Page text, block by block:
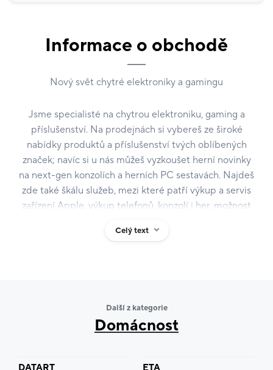
Informace o obchodě
Nový svět chytré elektroniky a gamingu
Jsme specialisté na chytrou elektroniku, gaming a
příslušenství. Na prodejnách si vybereš ze široké
nabídky produktů a příslušenství tvých oblíbených
značek; navíc si u nás můžeš vyzkoušet herní novinky
na next-gen konzolích a herních PC sestavách. Najdeš
zde také škálu služeb, mezi které patří výkup a servis
zařízení Apple, výkup telefonů, konzolí i her, možnost
pípnout.
Celý text
Další z kategorie
Domácnost